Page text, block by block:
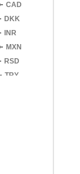
CAD
DKK
INR
MXN
RSD
TRY